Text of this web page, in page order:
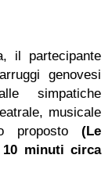
il partecipante
genovesi
simpatiche
musicale
proposto (Le
minuti circa